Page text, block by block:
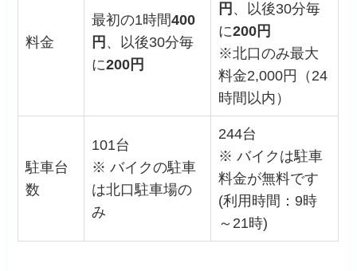
料金
最初の1時間400
円 、以後30分毎
に200円
円 、以後30分毎
に200円
※北口のみ最大
料金2,000円（24
時間以内）
駐車台
数
101台
※ バイクの駐車
は北口駐車場の
み
244台
※ バイクは駐車
料金が無料です
(利用時間：9時
～21時)